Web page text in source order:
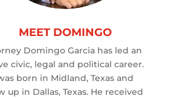
MEET DOMINGO
Domingo Garcia has led an
civic, legal and political career.
born in Midland, Texas and
up in Dallas, Texas. He received